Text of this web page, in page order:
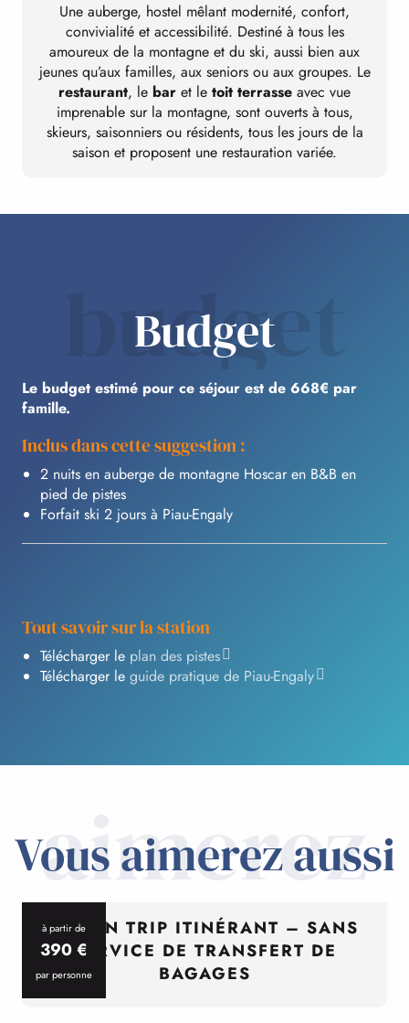
Une auberge, hostel mêlant modernité, confort,
convivialité et accessibilité. Destiné à tous les
amoureux de la montagne et du ski, aussi bien aux
jeunes qu’aux familles, aux seniors ou aux groupes. Le
restaurant, le bar et le toit terrasse avec vue
imprenable sur la montagne, sont ouverts à tous,
skieurs, saisonniers ou résidents, tous les jours de la
saison et proposent une restauration variée.
budget
Budget
Le budget estimé pour ce séjour est de 668€ par
famille.
Inclus dans cette suggestion :
2 nuits en auberge de montagne Hoscar en B&B en
pied de pistes
Forfait ski 2 jours à Piau-Engaly
Tout savoir sur la station
Télécharger le plan des pistes
Télécharger le guide pratique de Piau-Engaly
aimerez
Vous aimerez aussi
à partir de
390€
par personne
CYCL’N TRIP ITINÉRANT – SANS
SERVICE DE TRANSFERT DE
BAGAGES